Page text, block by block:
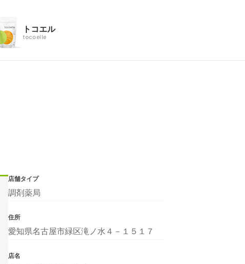
トコエル
tocoelle
店舗タイプ
調剤薬局
住所
愛知県名古屋市緑区滝ノ水４－１５１７
店名